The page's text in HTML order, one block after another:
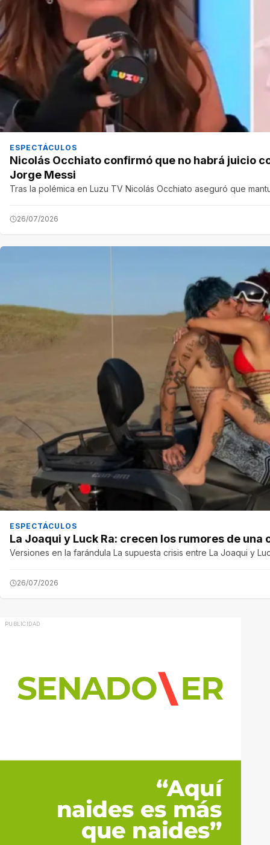
ESPECTÁCULOS
Nicolás Occhiato confirmó que no habrá juicio
Jorge Messi
Tras la polémica en Luzu TV Nicolás Occhiato aseguró que
26/07/2026
ESPECTÁCULOS
La Joaqui y Luck Ra: crecen los rumores de una
Versiones en la farándula La supuesta crisis entre La Joaqui y
26/07/2026